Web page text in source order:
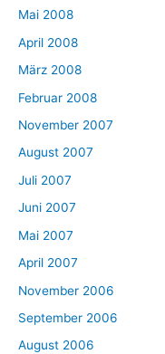
Mai 2008
April 2008
März 2008
Februar 2008
November 2007
August 2007
Juli 2007
Juni 2007
Mai 2007
April 2007
November 2006
September 2006
August 2006